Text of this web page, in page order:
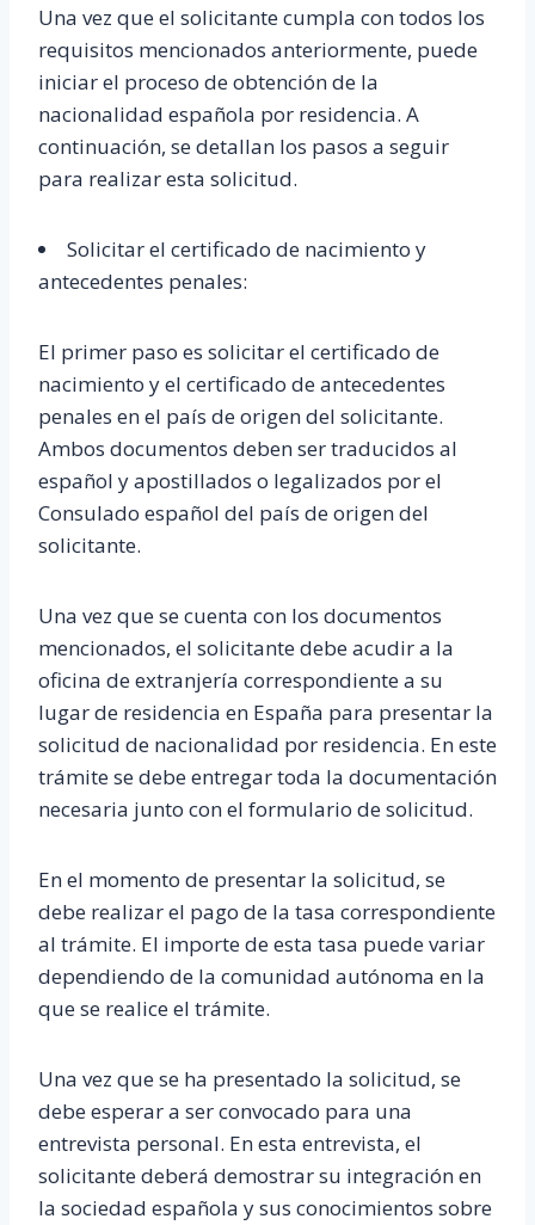
Una vez que el solicitante cumpla con todos los
requisitos mencionados anteriormente, puede
iniciar el proceso de obtención de la
nacionalidad española por residencia. A
continuación, se detallan los pasos a seguir
para realizar esta solicitud.
Solicitar el certificado de nacimiento y
antecedentes penales:
El primer paso es solicitar el certificado de
nacimiento y el certificado de antecedentes
penales en el país de origen del solicitante.
Ambos documentos deben ser traducidos al
español y apostillados o legalizados por el
Consulado español del país de origen del
solicitante.
Una vez que se cuenta con los documentos
mencionados, el solicitante debe acudir a la
oficina de extranjería correspondiente a su
lugar de residencia en España para presentar la
solicitud de nacionalidad por residencia. En este
trámite se debe entregar toda la documentación
necesaria junto con el formulario de solicitud.
En el momento de presentar la solicitud, se
debe realizar el pago de la tasa correspondiente
al trámite. El importe de esta tasa puede variar
dependiendo de la comunidad autónoma en la
que se realice el trámite.
Una vez que se ha presentado la solicitud, se
debe esperar a ser convocado para una
entrevista personal. En esta entrevista, el
solicitante deberá demostrar su integración en
la sociedad española y sus conocimientos sobre